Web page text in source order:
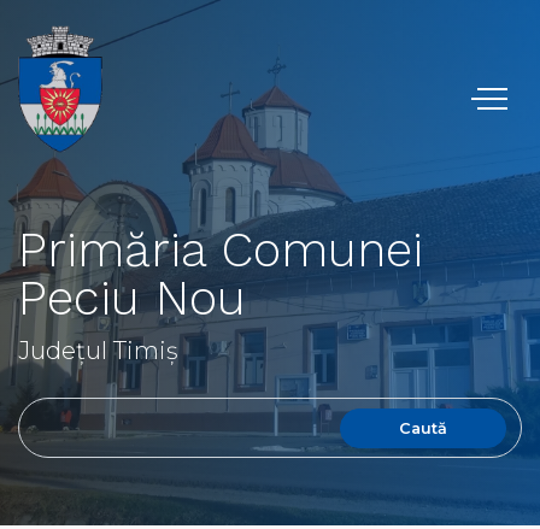
Primăria Comunei
Peciu Nou
Județul Timiș
Caută